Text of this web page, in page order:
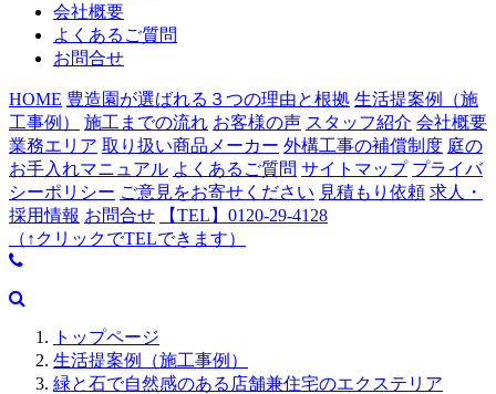
会社概要
よくあるご質問
お問合せ
HOME 豊造園が選ばれる３つの理由と根拠 生活提案例（施
工事例）
施工までの流れ お客様の声 スタッフ紹介 会社概要
業務エリア 取り扱い商品メーカー 外構工事の補償制度 庭の
お手入れマニュアル よくあるご質問 サイトマップ プライバ
シーポリシー ご意見をお寄せください 見積もり依頼 求人・
採用情報 お問合せ
【TEL】0120-29-4128
（↑クリックでTELできます）
トップページ
生活提案例（施工事例）
緑と石で自然感のある店舗兼住宅のエクステリア